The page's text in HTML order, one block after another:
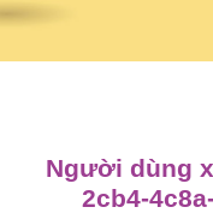
Người dùng
2cb4-